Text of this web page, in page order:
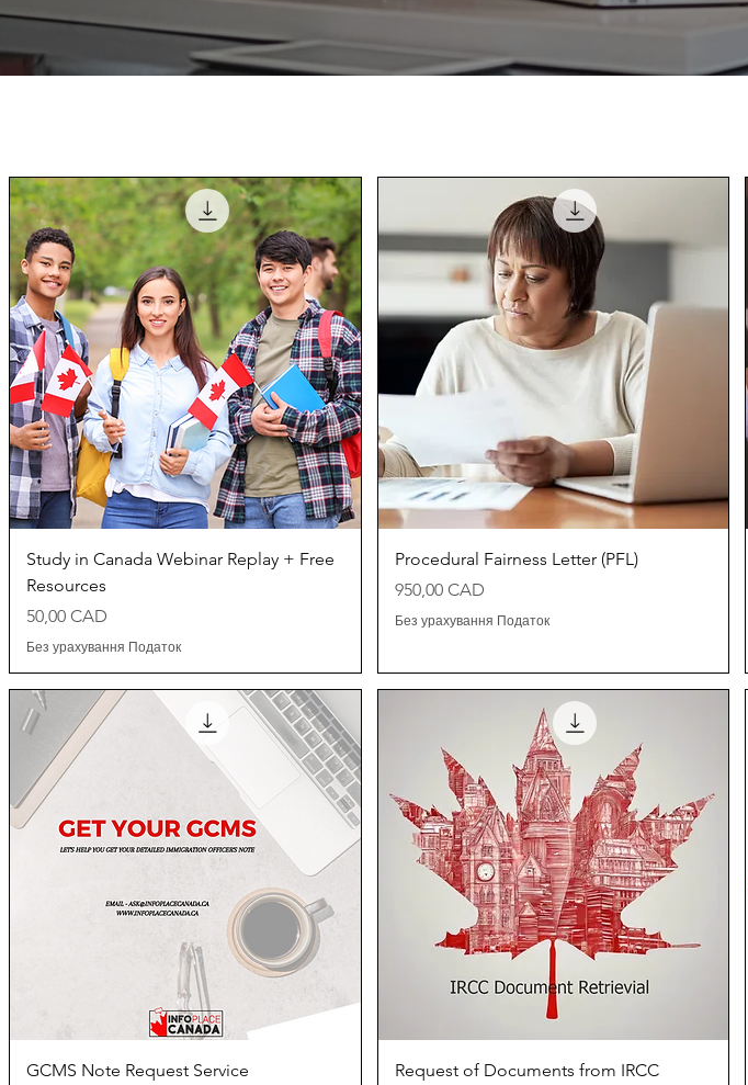
Швидкий перегляд
Study in Canada Webinar Replay + Free
Resources
Ціна
50,00 CAD
Без урахування Податок
Швидкий перегляд
Procedural Fairness Letter (PFL)
Ціна
950,00 CAD
Без урахування Податок
Швидкий перегляд
GCMS Note Request Service
Швидкий перегляд
Request of Documents from IRCC